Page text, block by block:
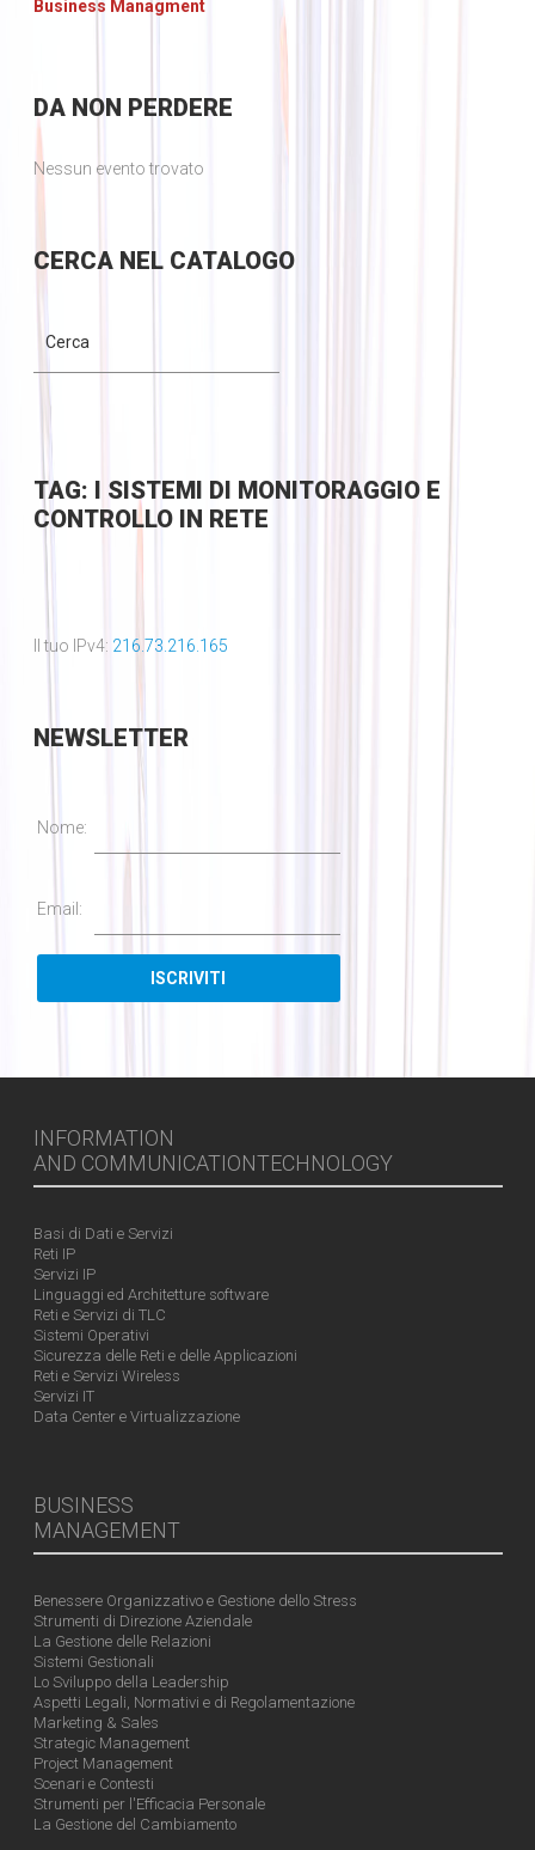
Business Managment
DANON PERDERE
Nessun evento trovato
CERCANEL CATALOGO
TAG: I SISTEMI DI MONITORAGGIO E
CONTROLLO IN RETE
Il tuo IPv4: 216.73.216.165
NEWSLETTER
Nome:
Email:
INFORMATION
AND COMMUNICATIONTECHNOLOGY
Basi di Dati e Servizi
Reti IP
Servizi IP
Linguaggi ed Architetture software
Reti e Servizi di TLC
Sistemi Operativi
Sicurezza delle Reti e delle Applicazioni
Reti e Servizi Wireless
Servizi IT
Data Center e Virtualizzazione
BUSINESS
MANAGEMENT
Benessere Organizzativo e Gestione dello Stress
Strumenti di Direzione Aziendale
La Gestione delle Relazioni
Sistemi Gestionali
Lo Sviluppo della Leadership
Aspetti Legali, Normativi e di Regolamentazione
Marketing & Sales
Strategic Management
Project Management
Scenari e Contesti
Strumenti per l'Efficacia Personale
La Gestione del Cambiamento